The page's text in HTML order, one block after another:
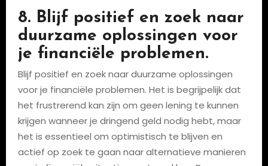
8. Blijf positief en zoek naar
duurzame oplossingen voor
je financiële problemen.
Blijf positief en zoek naar duurzame oplossingen
voor je financiële problemen. Het is begrijpelijk dat
het frustrerend kan zijn om geen lening te kunnen
krijgen wanneer je dringend geld nodig hebt, maar
het is essentieel om optimistisch te blijven en
actief op zoek te gaan naar alternatieve manieren